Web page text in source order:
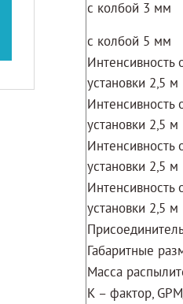
с колбой 3 мм
с колбой 5 мм
установки 2,5
установки 2,5
установки 2,5
установки 2,5
Габаритные
Масса
К – фактор,